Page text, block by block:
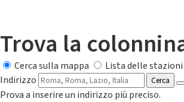
Trova la
Cerca sulla mappa
Lista delle stazioni
Indirizzo
Cerca
Prova a inserire un indirizzo più preciso.